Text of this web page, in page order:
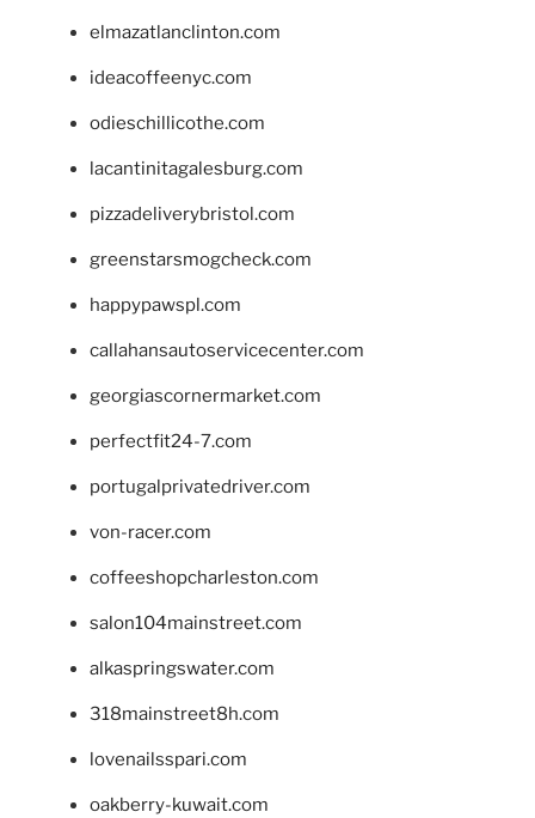
elmazatlanclinton.com
ideacoffeenyc.com
odieschillicothe.com
lacantinitagalesburg.com
pizzadeliverybristol.com
greenstarsmogcheck.com
happypawspl.com
callahansautoservicecenter.com
georgiascornermarket.com
perfectfit24-7.com
portugalprivatedriver.com
von-racer.com
coffeeshopcharleston.com
salon104mainstreet.com
alkaspringswater.com
318mainstreet8h.com
lovenailsspari.com
oakberry-kuwait.com